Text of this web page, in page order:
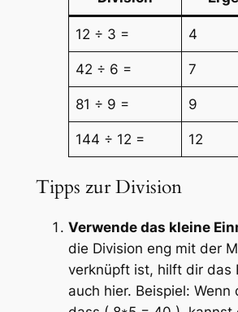
12 ÷ 3 = 4
42 ÷ 6 = 7
81 ÷ 9 = 9
144 ÷ 12 = 12
Tipps zur Division
Verwende das kleine
die Division eng mit der
verknüpft ist, hilft dir das
auch hier. Beispiel: Wenn